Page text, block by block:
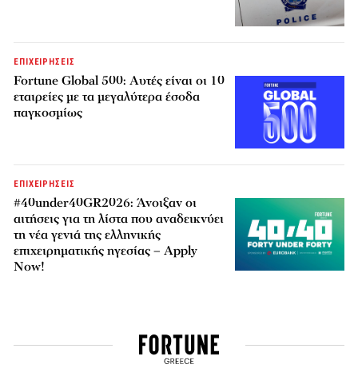
ΕΠΙΧΕΙΡΗΣΕΙΣ
Fortune Global 500: Αυτές είναι οι 10
εταιρείες με τα μεγαλύτερα έσοδα
παγκοσμίως
ΕΠΙΧΕΙΡΗΣΕΙΣ
#40under40GR2026: Άνοιξαν οι
αιτήσεις για τη λίστα που αναδεικνύει
τη νέα γενιά της ελληνικής
επιχειρηματικής ηγεσίας – Apply
Now!